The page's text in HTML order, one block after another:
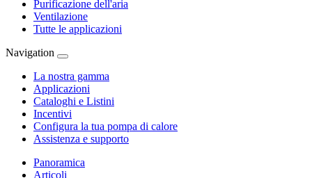
Purificazione dell'aria
Ventilazione
Tutte le applicazioni
Navigation
La nostra gamma
Applicazioni
Cataloghi e Listini
Incentivi
Configura la tua pompa di calore
Assistenza e supporto
Panoramica
Articoli